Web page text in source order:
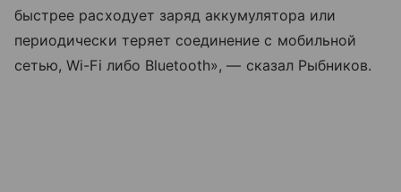
быстрее расходует заряд аккумулятора или
периодически теряет соединение с мобильной
сетью, Wi-Fi либо Bluetooth», — сказал Рыбников.